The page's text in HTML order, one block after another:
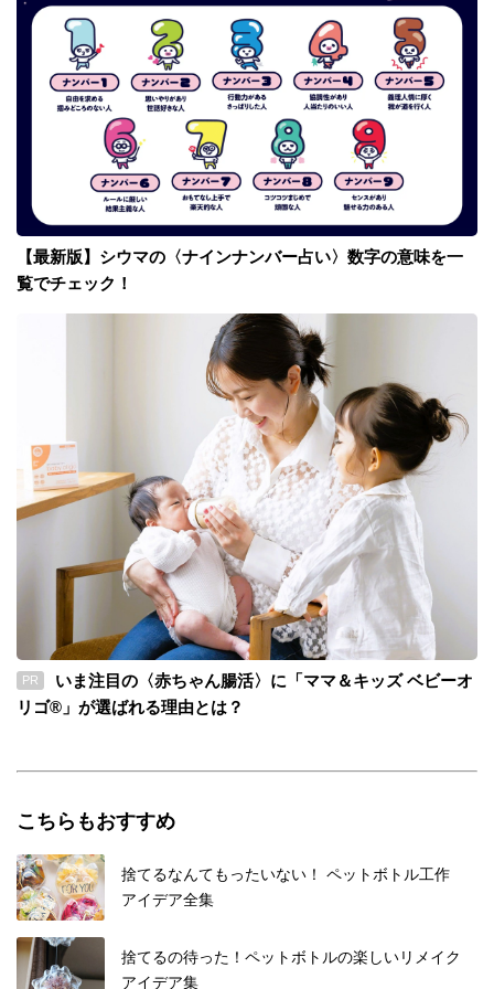
【最新版】シウマの〈ナインナンバー占い〉数字の意味を一
覧でチェック！
PR
いま注目の〈赤ちゃん腸活〉に「ママ＆キッズ ベビーオ
リゴ®」が選ばれる理由とは？
こちらもおすすめ
捨てるなんてもったいない！ ペットボトル工作
アイデア全集
捨てるの待った！ペットボトルの楽しいリメイク
アイデア集